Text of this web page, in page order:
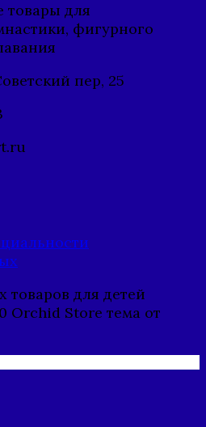
товары для
фигурного
пер, 25
для детей
Store тема от